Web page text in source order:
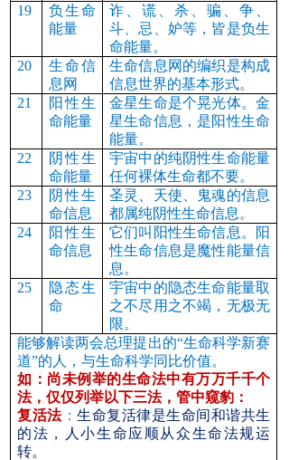
19
负生命
能量
诈、谎、杀、骗、争、
斗、忌、妒等，皆是负生
命能量。
20
生命信
息网
生命信息网的编织是构成
信息世界的基本形式。
21
阳性生
命能量
金星生命是个晃光体。金
星生命信息，是阳性生命
能量。
22
阴性生
命能量
宇宙中的纯阴性生命能量
任何裸体生命都不要。
23
阴性生
命信息
圣灵、天使、鬼魂的信息
都属纯阴性生命信息。
24
阳性生
命信息
它们叫阳性生命信息。阳
性生命信息是魔性能量信
息。
25
隐态生
命
宇宙中的隐态生命能量取
之不尽用之不竭，无极无
限。
能够解读两会总理提出的“生命科学新赛
道”的人，与生命科学同比价值。
如：尚未例举的生命法中有万万千千个
法，仅仅列举以下三法，管中窥豹：
复活法： 生命复活律是生命间和谐共生
的法，人小生命应顺从众生命法规运
转。